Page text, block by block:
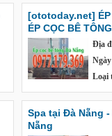
[ototoday.net] ÉP
ÉP CỌC BÊ
Địa
Loại
Spa tại Đà Nẵng
Nẵng